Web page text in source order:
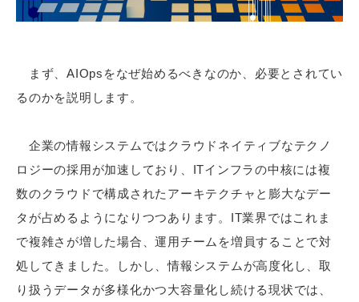
まず、AIOpsをなぜ始めるべきなのか、必要とされてい
るのかを説明します。
企業の情報システムではクラウドネイティブなテクノ
ロジーの採用が加速しており、ITインフラの中核には複
数のクラウドで構成されたアーキテクチャと膨大なデー
タが占めるようになりつつあります。IT業界ではこれま
で複雑さが増した場合、運用チームを増員することで対
処してきました。しかし、情報システムが高度化し、取
り扱うデータが多様化かつ大容量化し続ける現状では、